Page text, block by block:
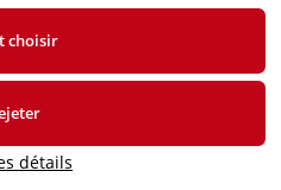
Ajouter au panier
choisir
détails